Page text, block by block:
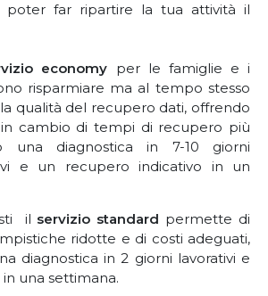
poter far ripartire la tua attività il
economy per le famiglie e i
risparmiare ma al tempo stesso
qualità del recupero dati, offrendo
cambio di tempi di recupero più
una diagnostica in 7-10 giorni
e un recupero indicativo in un
il servizio standard permette di
ridotte e di costi adeguati,
diagnostica in 2 giorni lavorativi e
una settimana.